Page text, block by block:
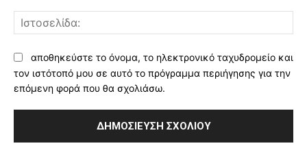
αποθηκεύστε το όνομα, το ηλεκτρονικό ταχυδρομείο και
τον ιστότοπό μου σε αυτό το πρόγραμμα περιήγησης για την
επόμενη φορά που θα σχολιάσω.